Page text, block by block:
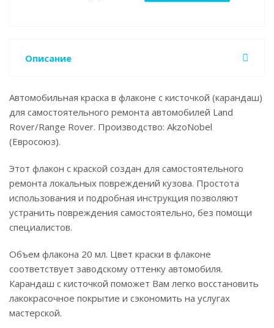
Описание
Автомобильная краска в флаконе с кисточкой (карандаш)
для самостоятельного ремонта автомобилей Land
Rover/Range Rover. Производство: AkzoNobel
(Евросоюз).
Этот флакон с краской создан для самостоятельного
ремонта локальных повреждений кузова. Простота
использования и подробная инструкция позволяют
устранить повреждения самостоятельно, без помощи
специалистов.
Объем флакона 20 мл. Цвет краски в флаконе
соответствует заводскому оттенку автомобиля.
Карандаш с кисточкой поможет Вам легко восстановить
лакокрасочное покрытие и сэкономить на услугах
мастерской.